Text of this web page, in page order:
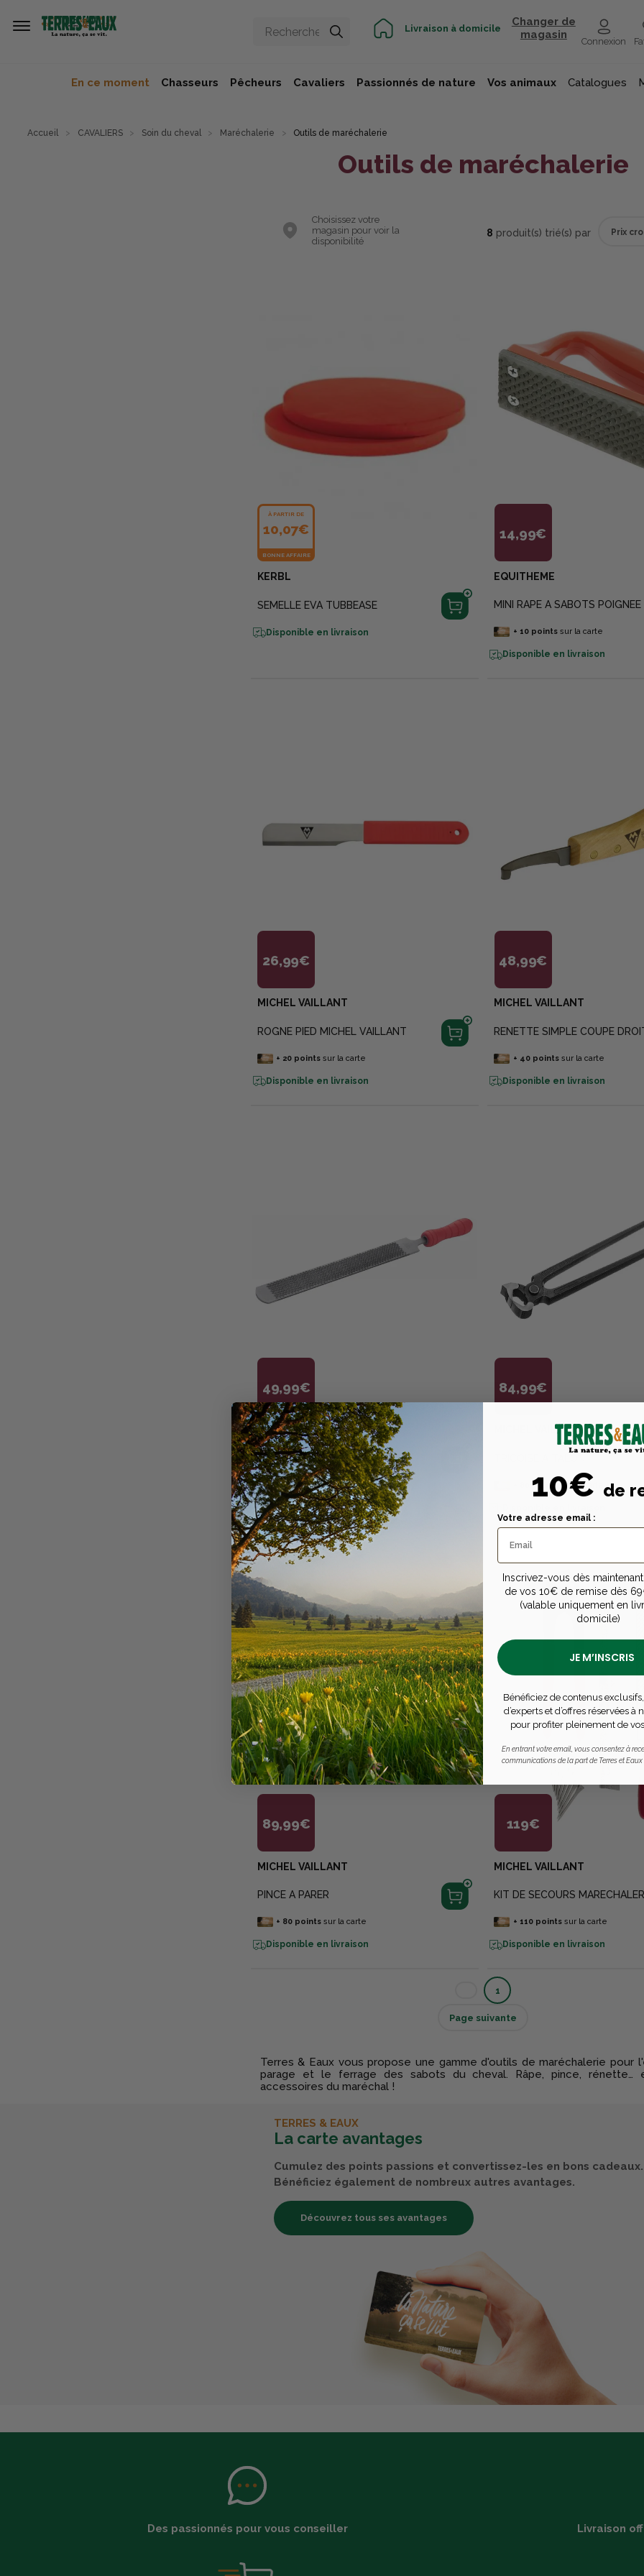
Livraison à domicile
Changer de
magasin
Connexion
En ce moment Chasseurs Pêcheurs Cavaliers Passionnés de nature Vos animaux Catalogues
Accueil CAVALIERS Soin du cheval Maréchalerie Outils de maréchalerie
Outils de maréchalerie
Choisissez votre
magasin pour voir la
disponibilité
8 produit(s) trié(s) par
À PARTIR DE
10,07€
BONNE AFFAIRE
KERBL
SEMELLE EVA TUBBEASE
Disponible en livraison
14,99€
EQUITHEME
MINI RAPE A SABOTS POIGNEE
+ 10pointssur la carte
Disponible en livraison
26,99€
MICHEL VAILLANT
ROGNE PIED MICHEL VAILLANT
+ 20 points sur la carte
Disponible en livraison
48,99€
MICHEL VAILLANT
RENETTE SIMPLE COUPE
+ 40pointssur la carte
Disponible en livraison
49,99€
MICHEL VAILLANT
RAPE A CORNE AVEC MANCHE
+40pointssur la carte
5.0/5 1avis
Disponible en livraison
84,99€
MICHEL VAILLANT
points sur la carte
89,99€
MICHEL VAILLANT
PINCE A PARER
+ 80 points sur la carte
Disponible en livraison
119€
MICHEL VAILLANT
KIT DE SECOURS
+ 110pointssur la carte
Disponible en livraison
1
Page suivante
Terres & Eaux vous propose une gamme d'outils de maréchalerie pour
parage et le ferrage des sabots du cheval. Râpe, pince,
accessoires du maréchal !
TERRES & EAUX
La carte avantages
Cumulez des points passions et convertissez-les en bons cadeaux.
Bénéficiez également de nombreux autres avantages.
Découvrez tous ses avantages
Des passionnés pour vous conseiller Livraison
10€ de
Votre adresse email :
Inscrivez-vous dès
de vos 10€ de remise dès
(valable uniquement en
domicile)
JE M’INSCRIS
Bénéficiez de contenus
d’experts et d’offres réservées à
pour profiter pleinement de
En entrant votre email, vous consentez à
communications de la part de Terres et Eaux